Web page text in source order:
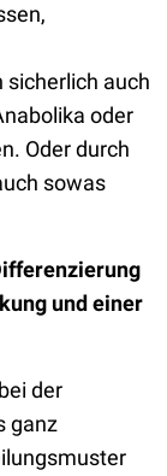
auch
oder
Oder durch
sowas
und einer
der
ganz